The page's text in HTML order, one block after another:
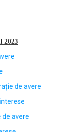
2023
de avere
de avere